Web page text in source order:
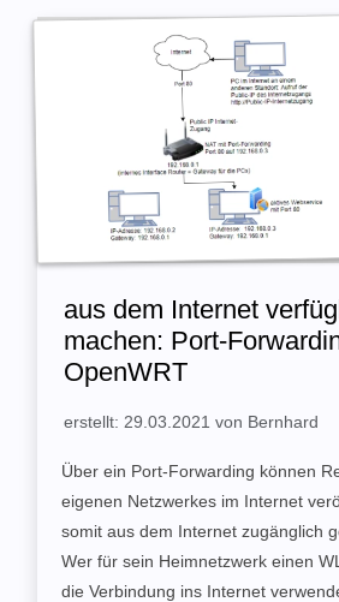
aus dem Internet
machen: Port-
OpenWRT
erstellt: 29.03.2021 von Bernhard
Über ein Port-Forwarding können
eigenen Netzwerkes im Internet
somit aus dem Internet zugänglich
Wer für sein Heimnetzwerk einen
die Verbindung ins Internet